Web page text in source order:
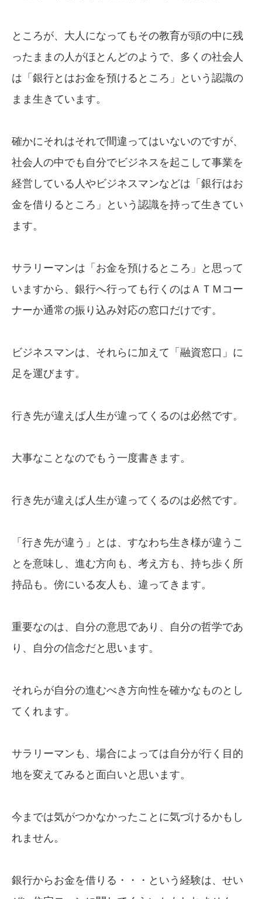
ところが、大人になってもその教育が頭の中に残
ったままの人がほとんどのようで、多くの社会人
は「銀行とはお金を預けるところ」という認識の
まま生きています。
確かにそれはそれで間違ってはいないのですが、
社会人の中でも自分でビジネスを起こして事業を
経営している人やビジネスマンなどは「銀行はお
金を借りるところ」という認識を持って生きてい
ます。
サラリーマンは「お金を預けるところ」と思って
いますから、銀行へ行っても行くのはＡＴＭコー
ナーか通常の振り込み対応の窓口だけです。
ビジネスマンは、それらに加えて「融資窓口」に
足を運びます。
行き先が違えば人生が違ってくるのは必然です。
大事なことなのでもう一度書きます。
行き先が違えば人生が違ってくるのは必然です。
「行き先が違う」とは、すなわち生き様が違うこ
とを意味し、進む方向も、考え方も、持ち歩く所
持品も。傍にいる友人も、違ってきます。
重要なのは、自分の意思であり、自分の哲学であ
り、自分の信念だと思います。
それらが自分の進むべき方向性を確かなものとし
てくれます。
サラリーマンも、場合によっては自分が行く目的
地を変えてみると面白いと思います。
今までは気がつかなかったことに気づけるかもし
れません。
銀行からお金を借りる・・・という経験は、せい